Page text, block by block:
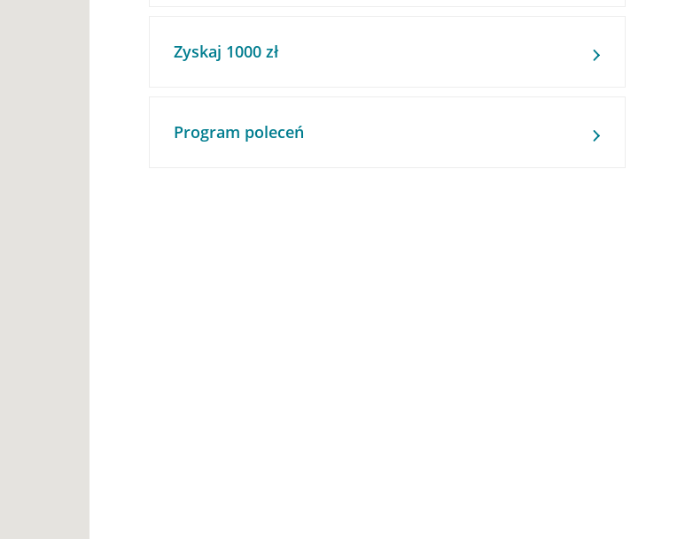
Zyskaj 1000 zł
Program poleceń